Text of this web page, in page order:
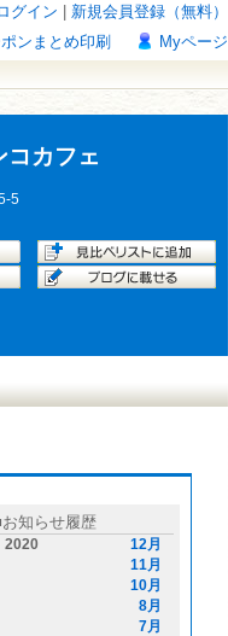
新規会員登録（無料）
グイン
Myページ
ンまとめ印刷
コカフェ
5
知らせ履歴
2020
12月
11月
10月
8月
7月